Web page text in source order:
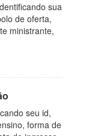
sua
de oferta,
ministrante,
seu id,
forma de